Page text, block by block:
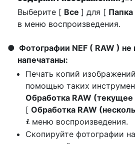
Выберите [ Все ] для [ Папка
в меню воспроизведения.
Фотографии NEF ( RAW ) не
напечатаны:
Печать копий
помощью таких
Обработка RAW
[ Обработка RAW
i меню воспроизведения.
Скопируйте фотографии